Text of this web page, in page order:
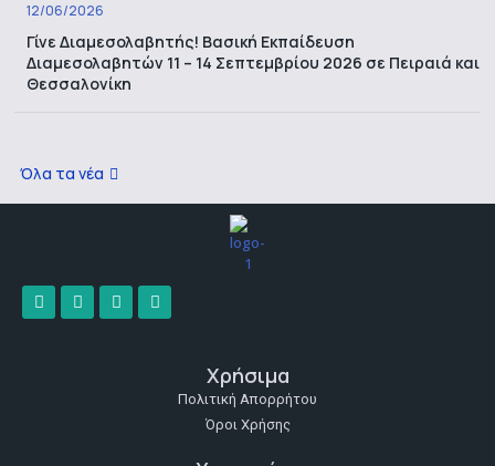
12/06/2026
Γίνε Διαμεσολαβητής! Βασική Εκπαίδευση
Διαμεσολαβητών 11 – 14 Σεπτεμβρίου 2026 σε Πειραιά και
Θεσσαλονίκη
Όλα τα νέα
Χρήσιμα
Πολιτική Απορρήτου
Όροι Χρήσης